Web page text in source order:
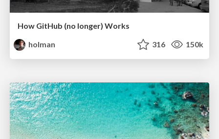
How GitHub (no longer) Works
holman
316 150k